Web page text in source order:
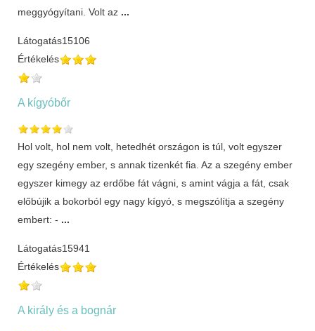
meggyógyítani. Volt az ...
Látogatás15106
Értékelés
A kígyóbőr
Hol volt, hol nem volt, hetedhét országon is túl, volt egyszer
egy szegény ember, s annak tizenkét fia. Az a szegény ember
egyszer kimegy az erdőbe fát vágni, s amint vágja a fát, csak
előbújik a bokorból egy nagy kígyó, s megszólítja a szegény
embert: - ...
Látogatás15941
Értékelés
A király és a bognár